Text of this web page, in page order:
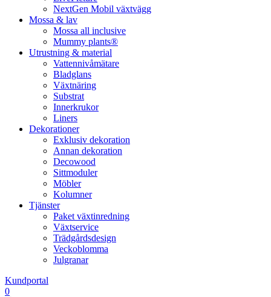
NextGen Mobil växtvägg
Mossa & lav
Mossa all inclusive
Mummy plants®
Utrustning & material
Vattennivåmätare
Bladglans
Växtnäring
Substrat
Innerkrukor
Liners
Dekorationer
Exklusiv dekoration
Annan dekoration
Decowood
Sittmoduler
Möbler
Kolumner
Tjänster
Paket växtinredning
Växtservice
Trädgårdsdesign
Veckoblomma
Julgranar
Kundportal
0